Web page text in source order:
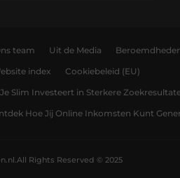
team Uit de Media
index Cookiebeleid (EU)
Slim Investeert in Sterkere
Hoe Jij Online Inkomsten Kunt
All Rights Reserved © 2025